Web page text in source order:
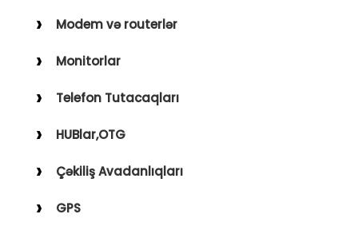
Modem və routerlər
Monitorlar
Telefon Tutacaqları
HUBlar,OTG
Çəkiliş Avadanlıqları
GPS